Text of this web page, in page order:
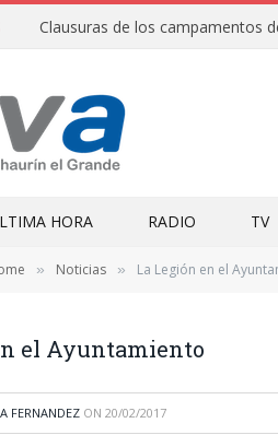
HORA RADIO TV
» Noticias » La Legión en el
el Ayuntamiento
FERNANDEZ ON 20/02/2017